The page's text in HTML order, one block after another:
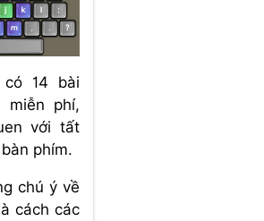
14 bài
miễn phí,
với tất
phím.
chú ý về
cách các